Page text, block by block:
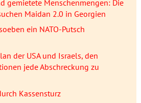
gemietete Menschenmengen: Die
Maidan 2.0 in Georgien
ein NATO-Putsch
der USA und Israels, den
jede Abschreckung zu
Kassensturz